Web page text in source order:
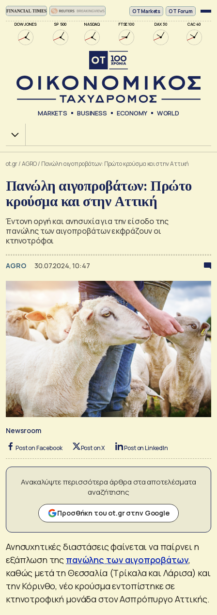
DOW JONES SP 500 NASDAQ FTSE 100 DAX 30 CAC 40
ΟΤ Markets OT Forum
MARKETS BUSINESS ECONOMY WORLD
Χ.Α.
ot.gr/AGRO/ Πανώλη αιγοπροβάτων: Πρώτο κρούσμα και στην Αττική
Πανώλη αιγοπροβάτων: Πρώτο
κρούσμα και στην Αττική
Έντονη οργή και ανησυχία για την είσοδο της
πανώλης των αιγοπροβάτων εκφράζουν οι
κτηνοτρόφοι
AGRO 30.07.2024, 10:47
Newsroom
Post on Facebook Post on X Post on LinkedIn
Ανακαλύψτε περισσότερα άρθρα στα αποτελέσματα
αναζήτησης
Προσθήκη του ot.gr στην Google
Ανησυχητικές διαστάσεις φαίνεται να παίρνει η
εξάπλωση της πανώλης των αιγοπροβάτων,
καθώς μετά τη Θεσσαλία (Τρίκαλα και Λάρισα) και
την Κόρινθο, νέο κρούσμα εντοπίστηκε σε
κτηνοτροφική μονάδα στον Ασπρόπυργο Αττικής.